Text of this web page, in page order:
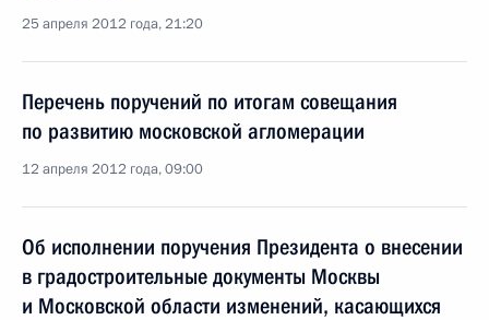
25 апреля 2012 года, 21:20
Перечень поручений по итогам совещания
по развитию московской агломерации
12 апреля 2012 года, 09:00
Об исполнении поручения Президента о внесении
в градостроительные документы Москвы
и Московской области изменений, касающихся